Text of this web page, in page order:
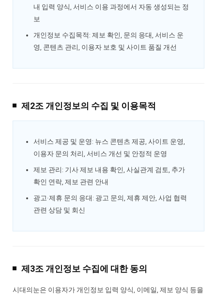
내 입력 양식, 서비스 이용 과정에서 자동 생성되는 정
보
개인정보 수집목적: 제보 확인, 문의 응대, 서비스 운
영, 콘텐츠 관리, 이용자 보호 및 사이트 품질 개선
제2조 개인정보의 수집 및 이용목적
서비스 제공 및 운영: 뉴스 콘텐츠 제공, 사이트 운영,
이용자 문의 처리, 서비스 개선 및 안정적 운영
제보 관리: 기사 제보 내용 확인, 사실관계 검토, 추가
확인 연락, 제보 관련 안내
광고·제휴 문의 응대: 광고 문의, 제휴 제안, 사업 협력
관련 상담 및 회신
제3조 개인정보 수집에 대한 동의
시대의눈은 이용자가 개인정보 입력 양식, 이메일, 제보 양식 등을